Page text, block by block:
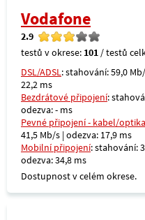
Vodafone
2.9
testů v okrese: 101 / testů
DSL/ADSL: stahování: 59,0
22,2 ms
Bezdrátové připojení:
odezva: - ms
Pevné připojení - kabel/optika
41,5 Mb/s | odezva: 17,9 ms
Mobilní připojení: stahování:
odezva: 34,8 ms
Dostupnost v celém okrese.